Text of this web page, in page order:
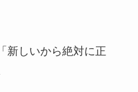
新しいから絶対に正